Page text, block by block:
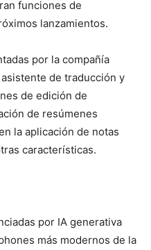
funciones de
lanzamientos.
por la compañía
de traducción y
de edición de
de resúmenes
la aplicación de notas
características.
por IA generativa
más modernos de la